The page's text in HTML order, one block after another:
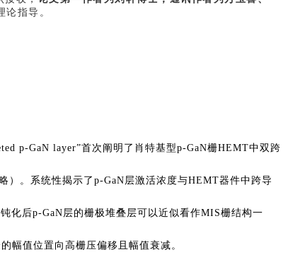
指导。
p-GaN layer”首次阐明了肖特基型p-GaN栅HEMT中双跨
）。系统性揭示了p-GaN层激活浓度与HEMT器件中跨导
化后p-GaN层的栅极堆叠层可以近似看作MIS栅结构一
幅值位置向高栅压偏移且幅值衰减。